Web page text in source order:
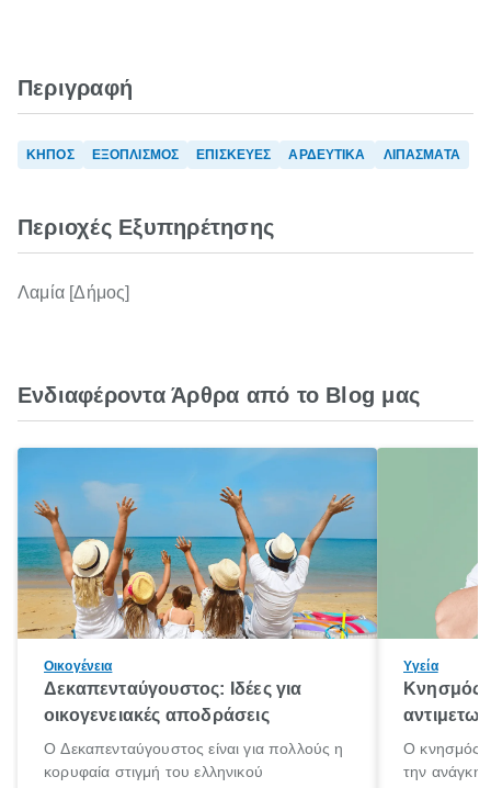
Περιγραφή
ΚΗΠΟΣ ΕΞΟΠΛΙΣΜΟΣ ΕΠΙΣΚΕΥΕΣ ΑΡΔΕΥΤΙΚΑ ΛΙΠΑΣΜΑΤΑ
Περιοχές Εξυπηρέτησης
Λαμία [Δήμος]
Ενδιαφέροντα Άρθρα από το Blog μας
Οικογένεια
Δεκαπενταύγουστος: Ιδέες για
οικογενειακές αποδράσεις
Ο Δεκαπενταύγουστος είναι για πολλούς η
κορυφαία στιγμή του ελληνικού
Υγεία
Κνησμός:
Ο κνησμός
την ανάγκη